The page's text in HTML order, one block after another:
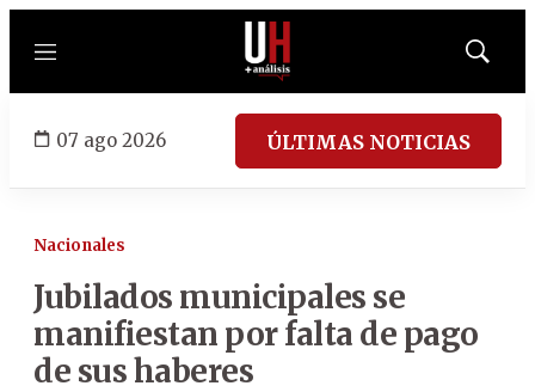
Menú
Mostrar
07 ago 2026 ÚLTIMAS NOTICIAS
Nacionales
Jubilados municipales se
manifiestan por falta de pago
de sus haberes